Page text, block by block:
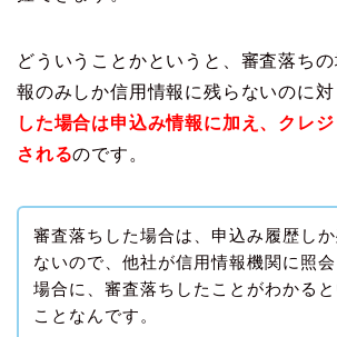
どういうことかというと、審査落ち
報のみしか信用情報に残らないのに
した場合は申込み情報に加え、クレ
されるのです。
審査落ちした場合は、申込み履歴しか
ないので、他社が信用情報機関に照会
場合に、審査落ちしたことがわかると
ことなんです。